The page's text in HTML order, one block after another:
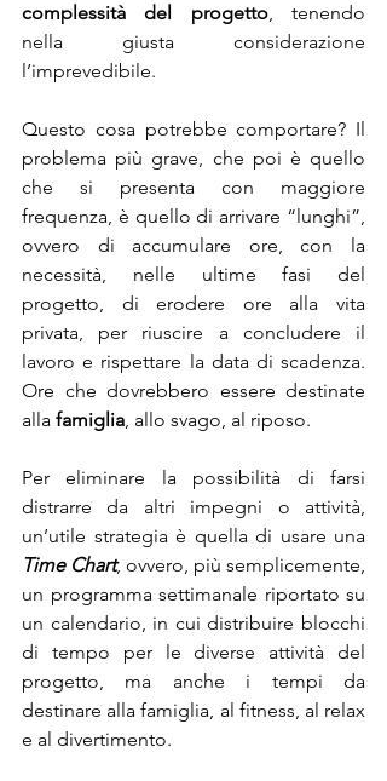
complessità del progetto, tenendo
nella giusta considerazione
l’imprevedibile.
Questo cosa potrebbe comportare? Il
problema più grave, che poi è quello
che si presenta con maggiore
frequenza, è quello di arrivare “lunghi”,
ovvero di accumulare ore, con la
necessità, nelle ultime fasi del
progetto, di erodere ore alla vita
privata, per riuscire a concludere il
lavoro e rispettare la data di scadenza.
Ore che dovrebbero essere destinate
alla famiglia, allo svago, al riposo.
Per eliminare la possibilità di farsi
distrarre da altri impegni o attività,
Time Chart, ovvero, più semplicemente,
un programma settimanale riportato su
un calendario, in cui distribuire blocchi
di tempo per le diverse attività del
progetto, ma anche i tempi da
destinare alla famiglia, al fitness, al relax
e al divertimento.